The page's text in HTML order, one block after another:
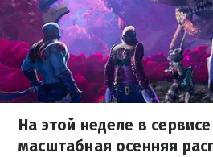
На этой неделе в
масштабная осенняя